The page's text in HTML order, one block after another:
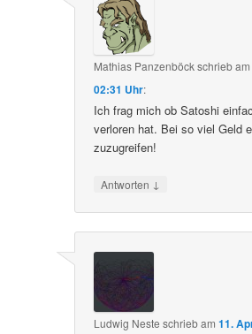
Mathias Panzenböckschrieb
02:31 Uhr:
Ich frag mich ob Satoshi
verloren hat. Bei so viel Geld
zuzugreifen!
Antworten ↓
Ludwig Neste schriebam11.